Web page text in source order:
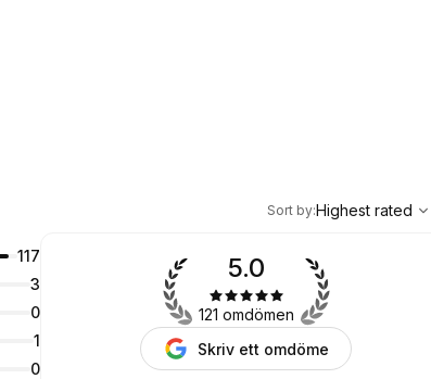
Highest rated
Sort by:Highest rated
117
3
0
1
0
5.0
121 omdömen
Skriv ett omdöme